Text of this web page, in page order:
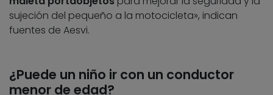
sujeción del pequeño a la motocicleta», indican
fuentes de Aesvi.
¿Puede un niño ir con un conductor
menor de edad?